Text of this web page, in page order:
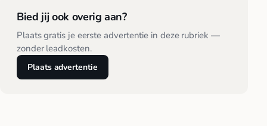
Bied jij ook overig aan?
Plaats gratis je eerste advertentie in deze rubriek —
zonder leadkosten.
Plaats advertentie